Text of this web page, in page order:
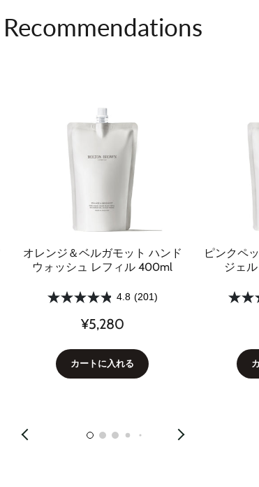
Recommendations
オレンジ＆ベルガモット ハンド
ウォッシュ レフィル 400ml
4.8 (201)
¥5,280
カートに入れる
ピンクペ
ジェ